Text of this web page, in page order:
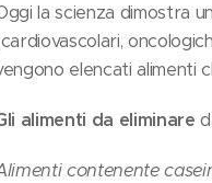
la scienza dimostra
elencati alimenti
alimenti da eliminare
contenente